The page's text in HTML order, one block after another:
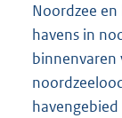
Noordzee
havens in
binnenvaren